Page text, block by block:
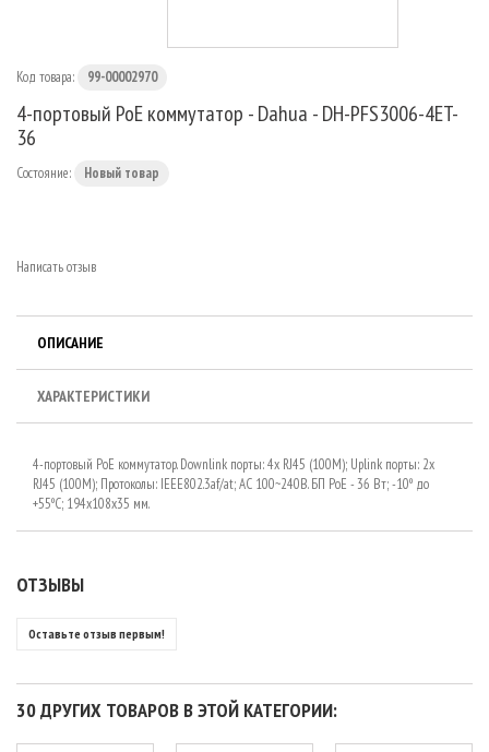
Код товара: 99-00002970
4-портовый РоЕ коммутатор - Dahua - DH-PFS3006-4ET-
36
Состояние: Новый товар
Написать отзыв
ОПИСАНИЕ
ХАРАКТЕРИСТИКИ
4-портовый PoE коммутатор. Downlink порты: 4x RJ45 (100M); Uplink порты: 2x
RJ45 (100M); Протоколы: IEEE802.3af/at; AC 100~240В. БП PoE - 36 Вт; -10º до
+55ºC; 194x108x35 мм.
ОТЗЫВЫ
Оставьте отзыв первым!
30 ДРУГИХ ТОВАРОВ В ЭТОЙ КАТЕГОРИИ: